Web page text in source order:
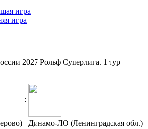
игра
игра
2027 Рольф Суперлига. 1 тур
:
Динамо-ЛО (Ленинградская обл.)